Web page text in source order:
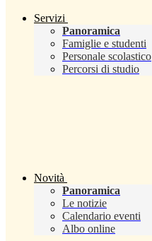
Servizi
Panoramica
Famiglie e studenti
Personale scolastico
Percorsi di studio
Novità
Panoramica
Le notizie
Calendario eventi
Albo online